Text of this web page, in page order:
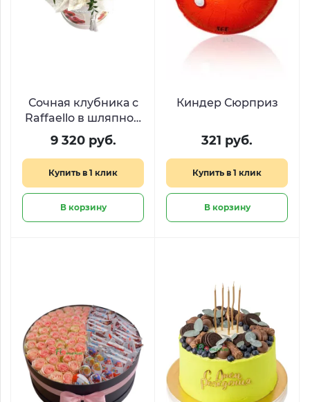
Сочная клубника с
Raffaello в шляпной
коробке
9 320 руб.
Купить в 1 клик
В корзину
Киндер Сюрприз
321 руб.
Купить в 1 клик
В корзину